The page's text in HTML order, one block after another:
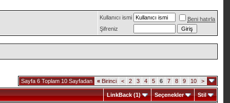
Kullanıcı ismi
Beni hatırla
Şifreniz
Sayfa 6 Toplam 10 Sayfadan « Birinci < 2 3 4 5 6 7 8 9 10 >
LinkBack (1) Seçenekler Stil